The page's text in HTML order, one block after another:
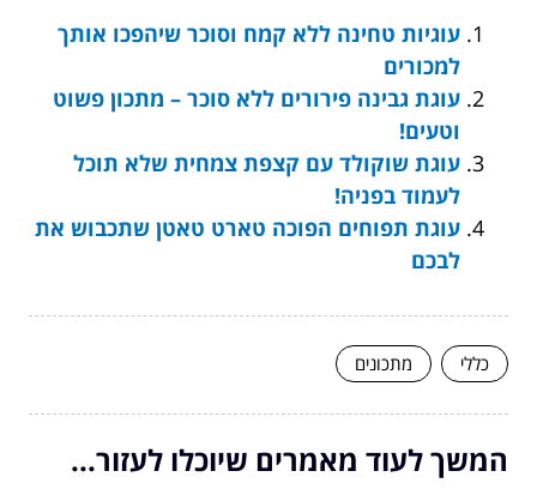
עוגיות טחינה ללא קמח וסוכר שיהפכו אותך
למכורים
עוגת גבינה פירורים ללא סוכר – מתכון פשוט
וטעים!
עוגת שוקולד עם קצפת צמחית שלא תוכל
לעמוד בפניה!
עוגת תפוחים הפוכה טארט טאטן שתכבוש את
לבכם
כללי מתכונים
המשך לעוד מאמרים שיוכלו לעזור...